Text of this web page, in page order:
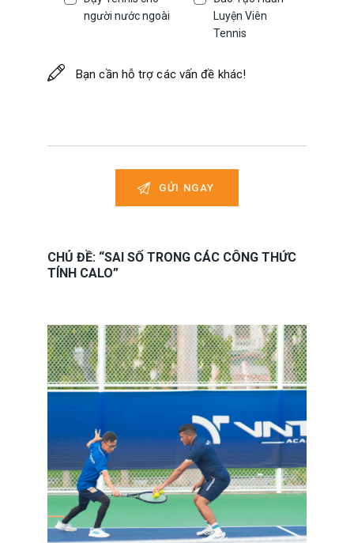
người nước ngoài
Luyện Viên
Tennis
CHỦ ĐỀ: “SAI SỐ TRONG CÁC CÔNG THỨC
TÍNH CALO”